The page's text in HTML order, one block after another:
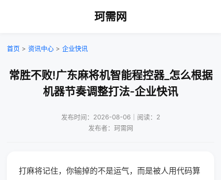
珂需网
首页 > 资讯中心 > 企业快讯
常胜不败!广东麻将机智能程控器_怎么根据
机器节奏调整打法-企业快讯
发布时间：2026-08-06｜阅读：2
发布者：珂需网
打麻将记住，你输掉的不是运气，而是被人用代码算